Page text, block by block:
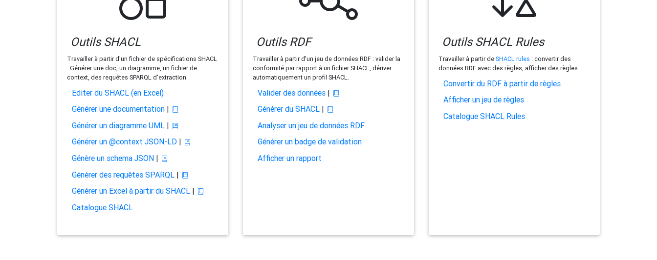
Outils SHACL
Travailler à partir d'un fichier de spécifications SHACL
: Générer une doc, un diagramme, un fichier de
context, des requêtes SPARQL d'extraction
Editer du SHACL (en Excel)
Générer une documentation|
Générer un diagramme UML|
Générer un @context JSON-LD|
Génère un schema JSON|
Générer des requêtes SPARQL|
Générer un Excel à partir du SHACL|
Catalogue SHACL
Outils RDF
Travailler à partir d'un jeu de données RDF : valider la
conformité par rapport à un fichier SHACL, dériver
automatiquement un profil SHACL.
Valider des données|
Générer du SHACL|
Analyser un jeu de données RDF
Générer un badge de validation
Afficher un rapport
Outils SHACL Rules
Travailler à partir deSHACL rules : convertir des
données RDF avec des règles, afficher des règles.
Convertir du RDF à partir de règles
Afficher un jeu de règles
Catalogue SHACL Rules